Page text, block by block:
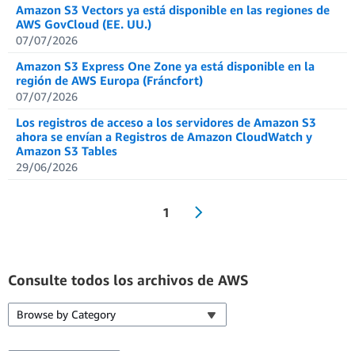
Amazon S3 Vectors ya está disponible en las regiones de
AWS GovCloud (EE. UU.)
07/07/2026
Amazon S3 Express One Zone ya está disponible en la
región de AWS Europa (Fráncfort)
07/07/2026
Los registros de acceso a los servidores de Amazon S3
ahora se envían a Registros de Amazon CloudWatch y
Amazon S3 Tables
29/06/2026
1
Consulte todos los archivos de AWS
Browse by Category